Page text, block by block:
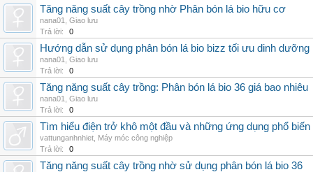
Tăng năng suất cây trồng nhờ Phân bón lá bio hữu cơ
nana01
Giao lưu
Trả lời:
0
Hướng dẫn sử dụng phân bón lá bio bizz tối ưu dinh dưỡng
nana01
Giao lưu
Trả lời:
0
Tăng năng suất cây trồng: Phân bón lá bio 36 giá bao nhiêu
nana01
Giao lưu
Trả lời:
0
Tìm hiểu điện trở khô một đầu và những ứng dụng phổ
vattunganhnhiet Máy móc công nghiệp
Trả lời:
0
Tăng năng suất cây trồng nhờ sử dụng phân bón lá bio 36